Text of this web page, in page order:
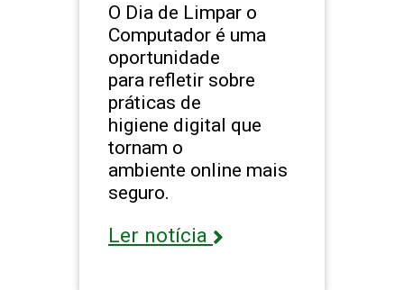
O Dia de Limpar o
Computador é uma
oportunidade
para refletir sobre
práticas de
higiene digital que
tornam o
ambiente online mais
seguro.
Ler notícia